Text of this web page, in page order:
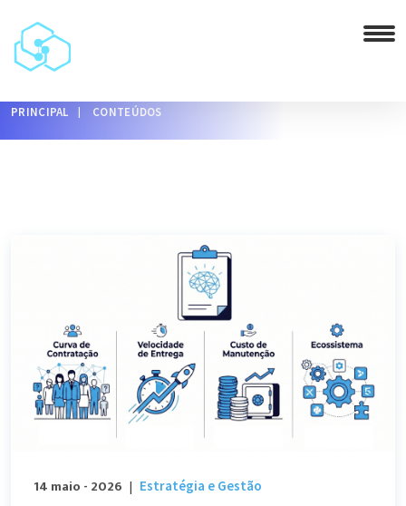
PRINCIPAL CONTEÚDOS
14 maio - 2026 | Estratégia e Gestão